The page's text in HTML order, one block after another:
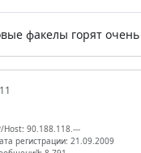
факелы горят очень
Host: 90.188.118.---
регистрации: 21.09.2009